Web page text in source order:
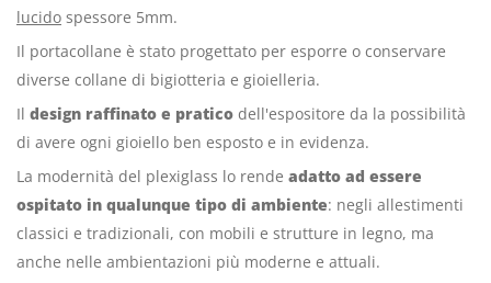
lucido spessore 5mm.
Il portacollane è stato progettato per esporre o conservare
diverse collane di bigiotteria e gioielleria.
Il design raffinato e pratico dell'espositore da la possibilità
di avere ogni gioiello ben esposto e in evidenza.
La modernità del plexiglass lo rende adatto ad essere
ospitato in qualunque tipo di ambiente: negli allestimenti
classici e tradizionali, con mobili e strutture in legno, ma
anche nelle ambientazioni più moderne e attuali.